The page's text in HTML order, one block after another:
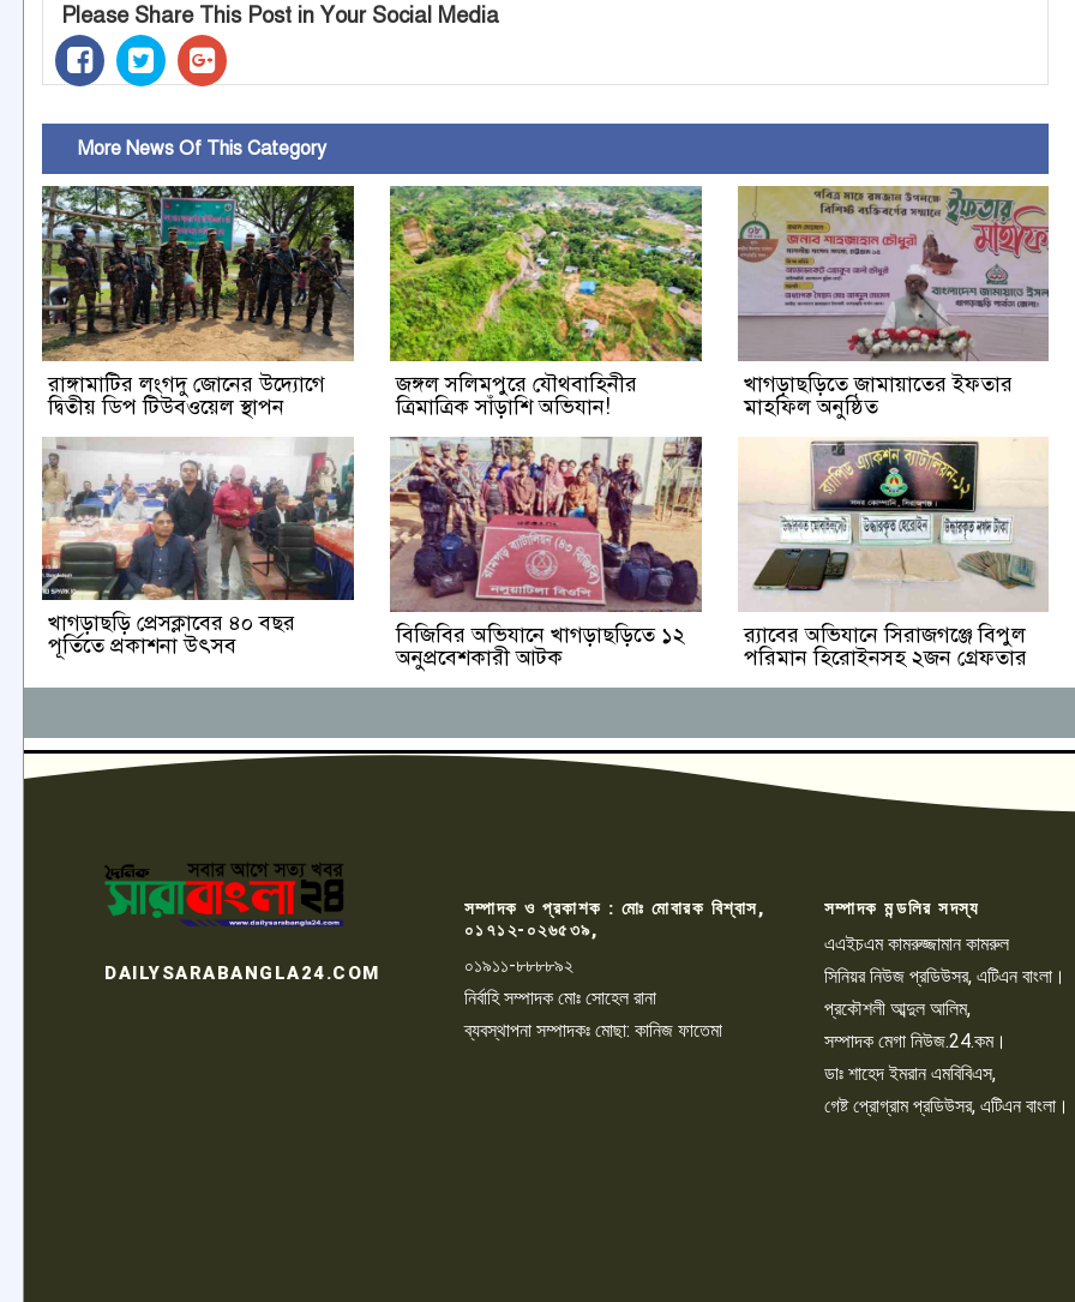
Please Share This Post in Your Social Media
More News Of This Category
রাঙ্গামাটির লংগদু জোনের উদ্যোগে
দ্বিতীয় ডিপ টিউবওয়েল স্থাপন
জঙ্গল সলিমপুরে যৌথবাহিনীর
ত্রিমাত্রিক সাঁড়াশি অভিযান!
খাগড়াছড়িতে জামায়াতের ইফতার
মাহফিল অনুষ্ঠিত
খাগড়াছড়ি প্রেসক্লাবের ৪০ বছর
পূর্তিতে প্রকাশনা উৎসব
বিজিবির অভিযানে খাগড়াছড়িতে ১২
অনুপ্রবেশকারী আটক
র‌্যাবের অভিযানে সিরাজগঞ্জে বিপুল
পরিমান হিরোইনসহ ২জন গ্রেফতার
DAILYSARABANGLA24.COM
সম্পাদক ও প্রকাশক : মোঃ মোবারক বিশ্বাস,
০১৭১২-০২৬৫৩৯,
০১৯১১-৮৮৮৮৯২
নির্বাহি সম্পাদক মোঃ সোহেল রানা
ব্যবস্থাপনা সম্পাদকঃ মোছা: কানিজ ফাতেমা
সম্পাদক মন্ডলির সদস্য
এএইচএম কামরুজ্জামান কামরুল
সিনিয়র নিউজ প্রডিউসর, এটিএন বাংলা।
প্রকৌশলী আব্দুল আলিম,
সম্পাদক মেগা নিউজ.24.কম।
ডাঃ শাহেদ ইমরান এমবিবিএস,
গেষ্ট প্রোগ্রাম প্রডিউসর, এটিএন বাংলা।